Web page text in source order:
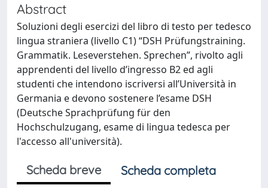
Abstract
Soluzioni degli esercizi del libro di testo per tedesco
lingua straniera (livello C1) “DSH Prüfungstraining.
Grammatik. Leseverstehen. Sprechen”, rivolto agli
apprendenti del livello d’ingresso B2 ed agli
studenti che intendono iscriversi all’Università in
Germania e devono sostenere l’esame DSH
(Deutsche Sprachprüfung für den
Hochschulzugang, esame di lingua tedesca per
l'accesso all'università).
Scheda breve Scheda completa